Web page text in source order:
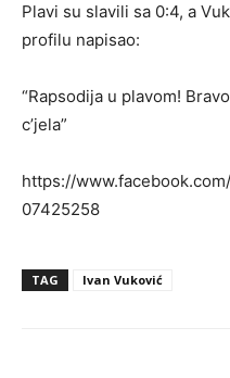
Plavi su slavili sa 0:4, a
profilu napisao:
“Rapsodija u plavom!
c’jela”
https://
07425258
TAG Ivan Vuković